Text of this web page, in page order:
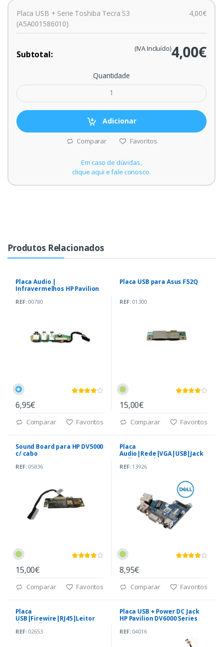
Placa USB + Serie Toshiba Tecra S3
(A5A001586010)
4,00€
Subtotal: 4,00€
(IVA Incluído)
Quantidade
Adicionar
Comparar Favoritos
Em caso de dúvidas,
clique aqui e fale conosco.
Produtos Relacionados
Placa Audio |
Infravermelhos HP Pavilion
dv6000
REF:00780
6,95€
Comparar Favoritos
Placa USB para Asus F52Q
REF:01300
15,00€
Comparar Favoritos
Sound Board para HP DV5000
c/ cabo
REF:05836
15,00€
Comparar Favoritos
Placa
Audio|Rede|VGA|USB|Jack
Dell Latitude E6430 (LS-
7781P)
REF:13926
8,95€
Comparar Favoritos
Placa
USB|Firewire|RJ45|Leitor
de Cartões (80G3P5300-B0)
REF:02653
Placa USB + Power DC Jack
HP Pavilion DV6000 Series
REF:04016